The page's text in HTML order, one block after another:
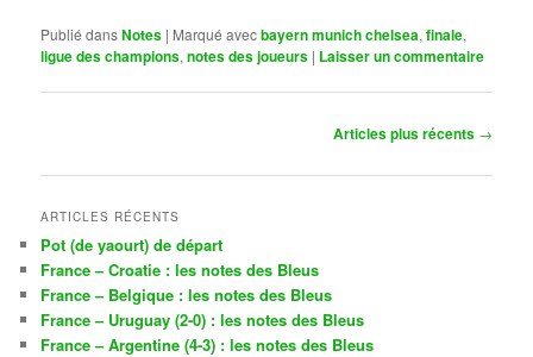
Publié dansNotes | Marqué avecbayern munich chelsea,finale,
ligue des champions,notes des joueurs | Laisser un commentaire
articles
Articles plus récents →
ARTICLES RÉCENTS
Pot (de yaourt) de départ
France – Croatie : les notes des Bleus
France – Belgique : les notes des Bleus
France – Uruguay (2-0) : les notes des Bleus
France – Argentine (4-3) : les notes des Bleus